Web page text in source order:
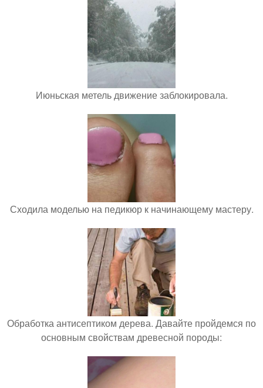
Июньская метель движение заблокировала.
Сходила моделью на педикюр к начинающему мастеру.
Обработка антисептиком дерева. Давайте пройдемся по
основным свойствам древесной породы: